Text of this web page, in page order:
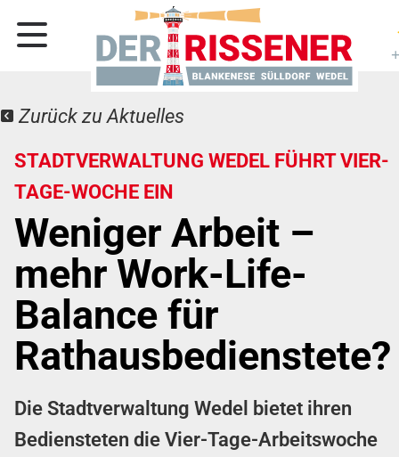
Zurück zu Aktuelles
STADTVERWALTUNG WEDEL FÜHRT VIER-
TAGE-WOCHE EIN
Weniger Arbeit –
mehr Work-Life-
Balance für
Rathausbedienstete?
Die Stadtverwaltung Wedel bietet ihren
Bediensteten die Vier-Tage-Arbeitswoche